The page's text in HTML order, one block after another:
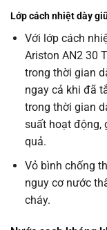
Lớp cách nhiệt dày
Với lớp cách
Ariston AN2 30
trong thời gian
ngay cả khi đã
trong thời gian
suất hoạt động,
quả.
Vỏ bình chống
nguy cơ nước
cháy.